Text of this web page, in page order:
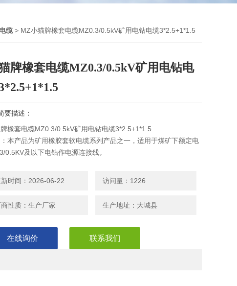
缆> MZ小猫牌橡套电缆MZ0.3/0.5kV矿用电钻电缆3*2.5+1*1.5
牌橡套电缆MZ0.3/0.5kV矿用电钻电
要描述：
橡套电缆MZ0.3/0.5kV矿用电钻电缆3*2.5+1*1.5
本产品为矿用橡胶套软电缆系列产品之一，适用于煤矿下额定电
0.5KV及以下电钻作电源连接线。
特性：线芯长期允许工作温度为65℃。电缆Z小弯曲半径为电线直
时间：2026-06-22 访问量：1226
商性质：生产厂家 生产地址：大城县
在线询价 联系我们